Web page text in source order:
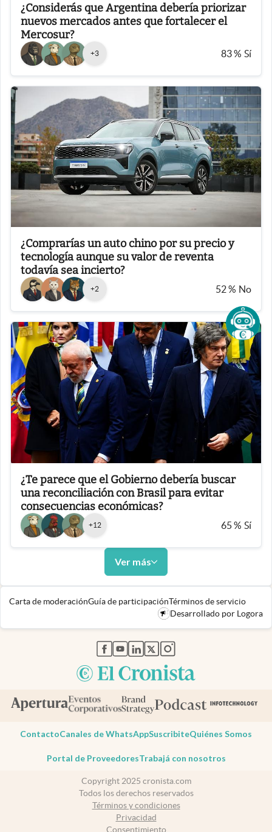
¿Considerás que Argentina debería priorizar
nuevos mercados antes que fortalecer el
Mercosur?
+3 83% Sí
¿Comprarías un auto chino por su precio y
tecnología aunque su valor de reventa
todavía sea incierto?
+2 52% No
¿Te parece que el Gobierno debería buscar
una reconciliación con Brasil para evitar
consecuencias económicas?
+12 65% Sí
Ver más
Carta de moderaciónGuía de participaciónTérminos de servicio
Desarrollado por Logora
abre en nueva pestaña
abre en nueva pestaña
abre en nueva pestaña
abre en nueva pestaña
abre en nueva pestaña
ContactoCanales de WhatsAppSuscribiteQuiénes Somos
Portal de ProveedoresTrabajá con nosotros
Copyright 2025 cronista.com
Todos los derechos reservados
Términos y condiciones
Privacidad
Consentimiento